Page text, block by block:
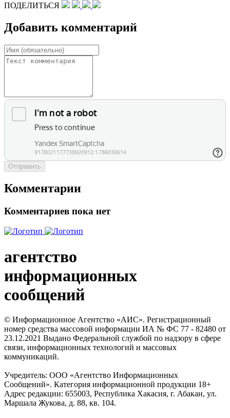
ПОДЕЛИТЬСЯ
Добавить комментарий
Отправить
Комментарии
Комментариев пока нет
агентство
информационных
сообщений
© Информационное Агентство «АИС». Регистрационный
номер средства массовой информации ИА № ФС 77 - 82480 от
23.12.2021 Выдано Федеральной службой по надзору в сфере
связи, информационных технологий и массовых
коммуникаций.
Учредитель: ООО «Агентство Информационных
Сообщений». Категория информационной продукции 18+
Адрес редакции: 655003, Республика Хакасия, г. Абакан, ул.
Маршала Жукова, д. 88, кв. 104.